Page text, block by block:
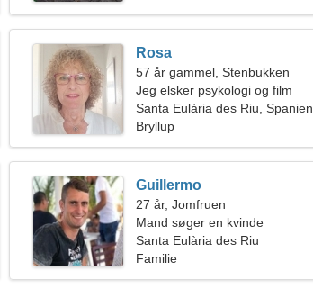
Rosa
57 år gammel, Stenbukken
Jeg elsker psykologi og film
Santa Eulària des Riu, Spanien
Bryllup
Guillermo
27 år, Jomfruen
Mand søger en kvinde
Santa Eulària des Riu
Familie